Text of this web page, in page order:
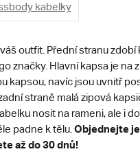
kabelky
outfit. Přední stranu zdobí
značky. Hlavní kapsa je na
kapsou, navíc jsou uvnitř
straně malá zipová
nosit na rameni, ale i do
padne k tělu. Objednejte
až do 30 dnů!